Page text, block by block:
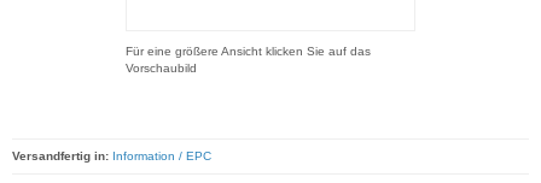
Für eine größere Ansicht klicken Sie auf das
Vorschaubild
Versandfertig in: Information / EPC